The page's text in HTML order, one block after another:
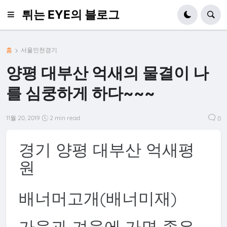
튀는 EYE의 블로그
홈 서울인천경기
양평 대부산 억새의 물결이 나
를 심쿵하게 하다~~~
11월 20, 2019 2 min read 0
경기 양평 대부산 억새평
원
배너머고개(배너미재)